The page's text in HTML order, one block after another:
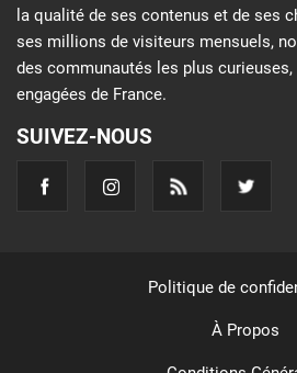
la qualité de ses contenus et de ses
ses millions de visiteurs mensuels,
des communautés les plus
engagées de France.
SUIVEZ-NOUS
Politique de
À Propos